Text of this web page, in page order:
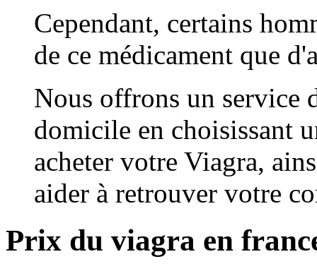
Cependant, certains
de ce médicament que
Nous offrons un service
domicile en choisissant
acheter votre Viagra,
aider à retrouver votre
Prix du viagra en